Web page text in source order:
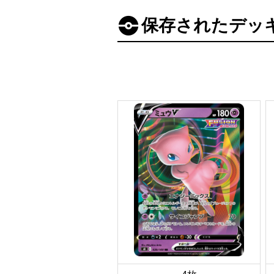
保存されたデッ